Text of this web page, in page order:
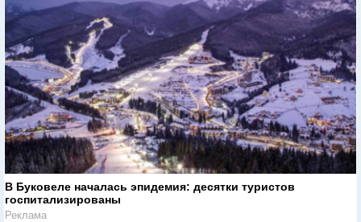
В Буковеле началась эпидемия: десятки туристов
госпитализированы
Реклама